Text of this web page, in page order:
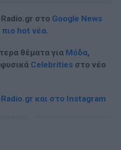
στο Google News
πιο hot νέα.
θέματα για Μόδα,
Celebrities στο νέο
και στο Instagram